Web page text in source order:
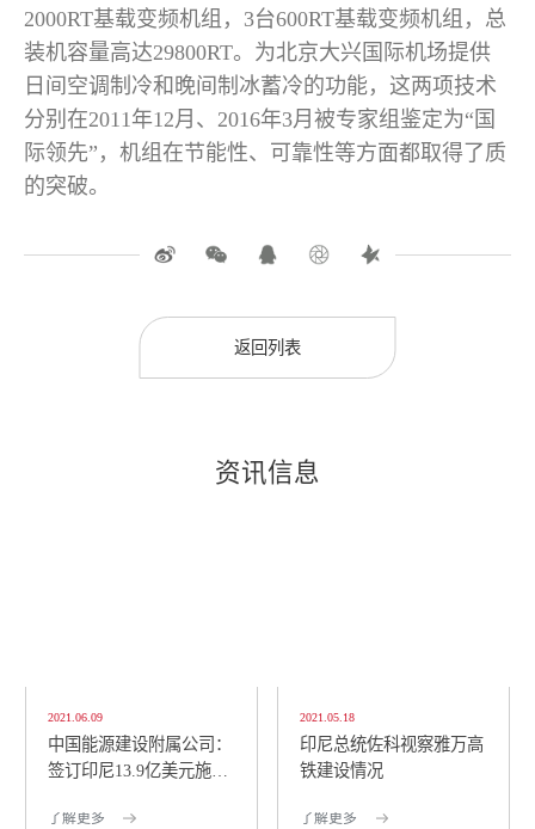
2000RT基载变频机组，3台600RT基载变频机组，总
装机容量高达29800RT。为北京大兴国际机场提供
日间空调制冷和晚间制冰蓄冷的功能，这两项技术
分别在2011年12月、2016年3月被专家组鉴定为“国
际领先”，机组在节能性、可靠性等方面都取得了质
的突破。
返回列表
资讯信息
2021.06.09
中国能源建设附属公司：
签订印尼13.9亿美元施工
了解更多
2021.05.18
印尼总统佐科视察雅万高
铁建设情况
了解更多